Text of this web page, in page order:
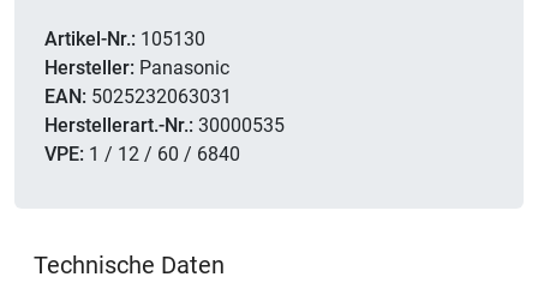
Artikel-Nr.: 105130
Hersteller: Panasonic
EAN: 5025232063031
Herstellerart.-Nr.: 30000535
VPE: 1 / 12 / 60 / 6840
Technische Daten